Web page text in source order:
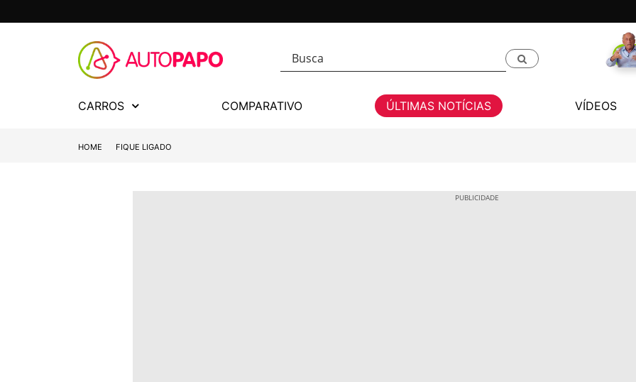
CARROS COMPARATIVO ÚLTIMAS NOTÍCIAS VÍDEOS
HOME FIQUE LIGADO